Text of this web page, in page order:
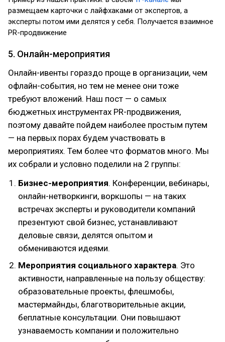
размещаем карточки с лайфхаками от экспертов, а
эксперты потом ими делятся у себя. Получается взаимное
PR-продвижение
5. Онлайн-мероприятия
Онлайн-ивенты гораздо проще в организации, чем
офлайн-события, но тем не менее они тоже
требуют вложений. Наш пост — о самых
бюджетных инструментах PR-продвижения,
поэтому давайте пойдем наиболее простым путем
— на первых порах будем участвовать в
мероприятиях. Тем более что форматов много. Мы
их собрали и условно поделили на 2 группы:
Бизнес-мероприятия. Конференции, вебинары,
онлайн-нетворкинги, воркшопы — на таких
встречах эксперты и руководители компаний
презентуют свой бизнес, устанавливают
деловые связи, делятся опытом и
обмениваются идеями.
Мероприятия социального характера. Это
активности, направленные на пользу обществу:
образовательные проекты, флешмобы,
мастермайнды, благотворительные акции,
беплатные консультации. Они повышают
узнаваемость компании и положительно